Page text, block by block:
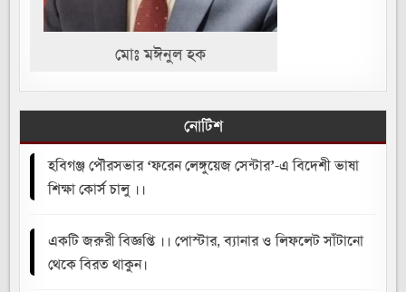
মোঃ মঈনুল হক
নোটিশ
হবিগঞ্জ পৌরসভার ‘ফরেন লেঙ্গুয়েজ সেন্টার’-এ বিদেশী ভাষা
শিক্ষা কোর্স চালু ।।
একটি জরুরী বিজ্ঞপ্তি ।। পোস্টার, ব্যানার ও লিফলেট সাঁটানো
থেকে বিরত থাকুন।